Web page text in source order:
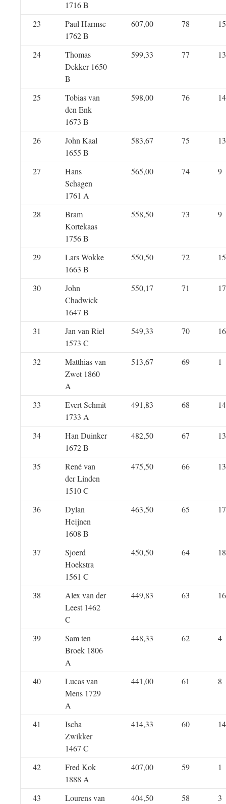
1716 B
23
Paul Harmse
1762 B
607,00 78 15
24
Thomas
Dekker 1650
B
599,33 77 13
25
Tobias van
den Enk
1673 B
598,00 76 14
26
John Kaal
1655 B
583,67 75 13
27
Hans
Schagen
1761 A
565,00 74 9
28
Bram
Kortekaas
1756 B
558,50 73 9
29
Lars Wokke
1663 B
550,50 72 15
30
John
Chadwick
1647 B
550,17 71 17
31
Jan van Riel
1573 C
549,33 70 16
32
Matthias van
Zwet 1860
A
513,67 69 1
33
Evert Schmit
1733 A
491,83 68 14
34
Han Duinker
1672 B
482,50 67 13
35
René van
der Linden
1510 C
475,50 66 13
36
Dylan
Heijnen
1608 B
463,50 65 17
37
Sjoerd
Hoekstra
1561 C
450,50 64 18
38
Alex van der
Leest 1462
C
449,83 63 16
39
Sam ten
Broek 1806
A
448,33 62 4
40
Lucas van
Mens 1729
A
441,00 61 8
41
Ischa
Zwikker
1467 C
414,33 60 14
42
Fred Kok
1888 A
407,00 59 1
43
Lourens van
404,50 58 3